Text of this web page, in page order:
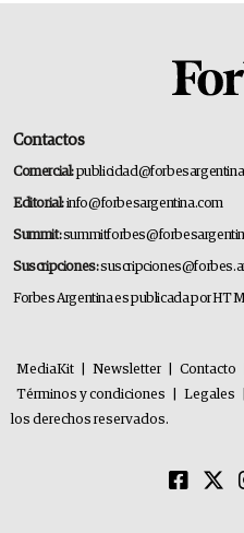
Contactos
Comercial:
Editorial:info@forbesargentina.com
Summit:
Suscripciones:
Forbes Argentina es publicada por HT
MediaKit Newsletter Contacto
Términos y condiciones
Legales
los derechos reservados.